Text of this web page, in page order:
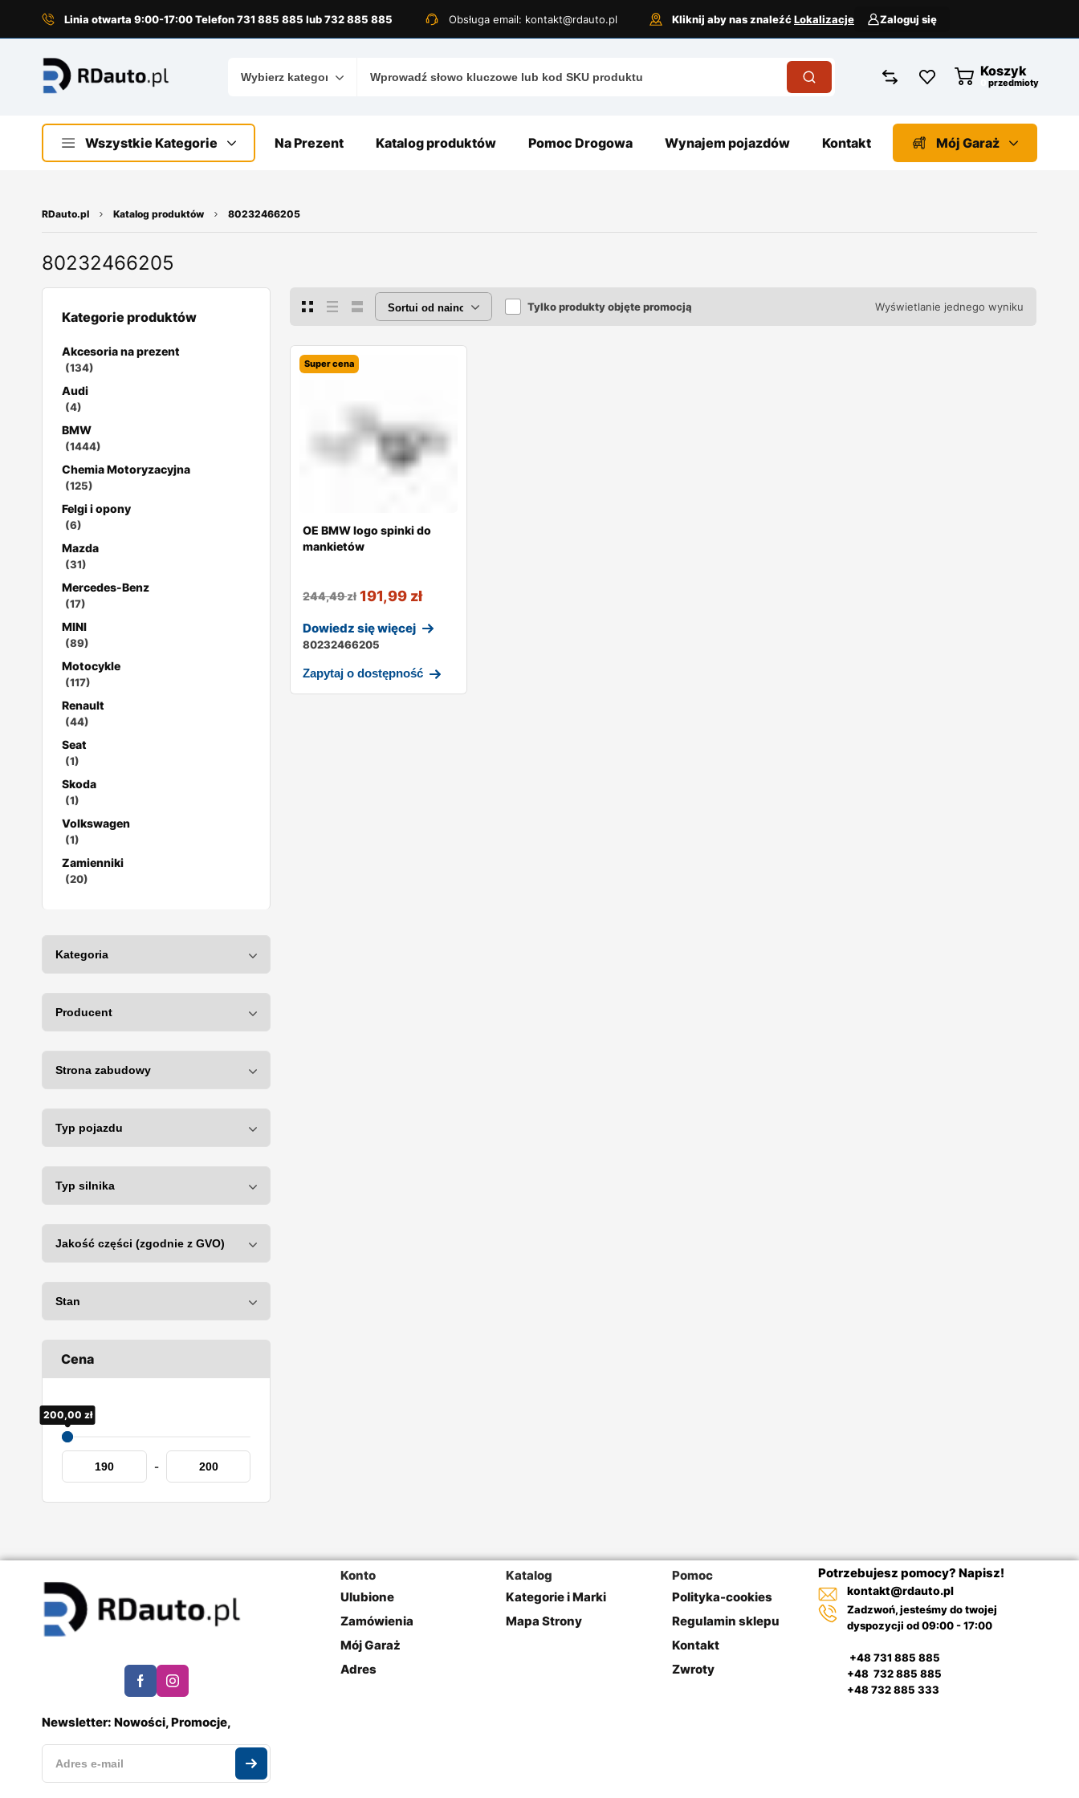
Linia otwarta 9:00-17:00 Telefon 731 885 885 lub 732 885 885 Obsługa email: kontakt@rdauto.pl Kliknij aby nas znaleźćLokalizacje Zaloguj się
Koszyk
przedmioty
Wszystkie Kategorie Na Prezent Katalog produktów Pomoc Drogowa Wynajem pojazdów Kontakt Mój Garaż
RDauto.pl Katalog produktów 80232466205
80232466205
Kategorie produktów
Akcesoria na prezent
(134)
Audi
(4)
BMW
(1444)
Chemia Motoryzacyjna
(125)
Felgi i opony
(6)
Mazda
(31)
Mercedes-Benz
(17)
MINI
(89)
Motocykle
(117)
Renault
(44)
Seat
(1)
Skoda
(1)
Volkswagen
(1)
Zamienniki
(20)
Cena
190,00 zł
200,00 zł
-
Tylko produkty objęte promocją Wyświetlanie jednego wyniku
Super cena
OE BMW logo spinki do
mankietów
244,49zł 191,99 zł
Dowiedz się więcej
80232466205
Zapytaj o dostępność
Newsletter: Nowości, Promocje,
Konto
Ulubione
Zamówienia
Mój Garaż
Adres
Katalog
Kategorie i Marki
Mapa Strony
Pomoc
Polityka-cookies
Regulamin sklepu
Kontakt
Zwroty
Potrzebujesz pomocy? Napisz!
kontakt@rdauto.pl
Zadzwoń, jesteśmy do twojej
dyspozycji od 09:00 - 17:00
+48 731 885 885
+48 732 885 885
+48 732 885 333